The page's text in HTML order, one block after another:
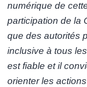
numérique de
participation de la
que des autorités
inclusive à tous
est fiable et il
orienter les